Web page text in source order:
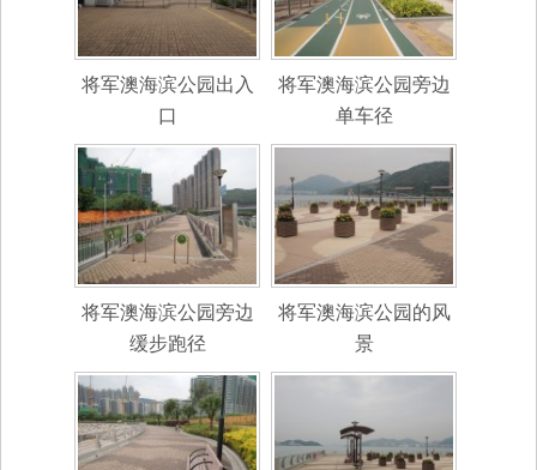
将军澳海滨公园出入
口
将军澳海滨公园旁边
单车径
将军澳海滨公园旁边
缓步跑径
将军澳海滨公园的风
景